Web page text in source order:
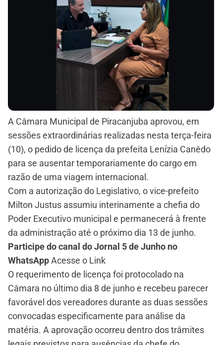
A Câmara Municipal de Piracanjuba aprovou, em
sessões extraordinárias realizadas nesta terça-feira
(10), o pedido de licença da prefeita Lenízia Canêdo
para se ausentar temporariamente do cargo em
razão de uma viagem internacional.
Com a autorização do Legislativo, o vice-prefeito
Milton Justus assumiu interinamente a chefia do
Poder Executivo municipal e permanecerá à frente
da administração até o próximo dia 13 de junho.
Participe do canal do Jornal 5 de Junho no
WhatsAppAcesse o Link
O requerimento de licença foi protocolado na
Câmara no último dia 8 de junho e recebeu parecer
favorável dos vereadores durante as duas sessões
convocadas especificamente para análise da
matéria. A aprovação ocorreu dentro dos trâmites